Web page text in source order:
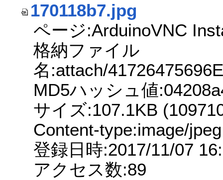
170118b7.jpg
ページ:ArduinoVNC
格納ファイル
名:attach/
MD5ハッシュ値
サイズ:107.1KB
Content-type:image/jpeg
登録日時:2017/11/07
アクセス数:89